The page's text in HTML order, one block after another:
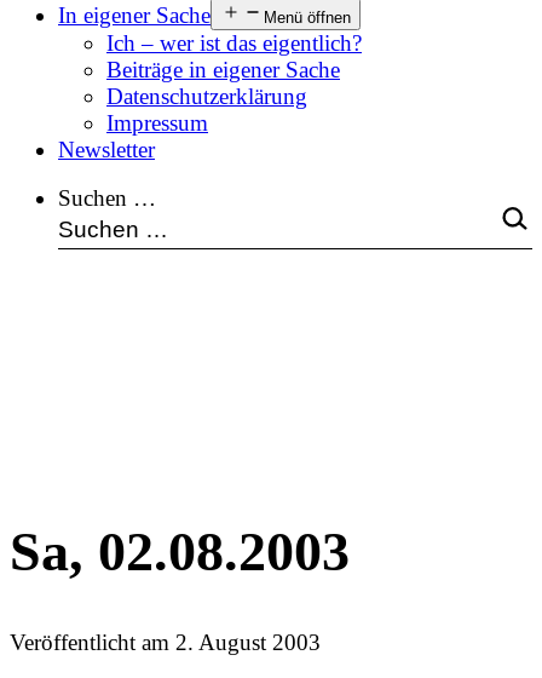
In eigener Sache
Menü öffnen
Ich – wer ist das eigentlich?
Beiträge in eigener Sache
Datenschutzerklärung
Impressum
Newsletter
Suchen …
Sa, 02.08.2003
Veröffentlicht am 2. August 2003